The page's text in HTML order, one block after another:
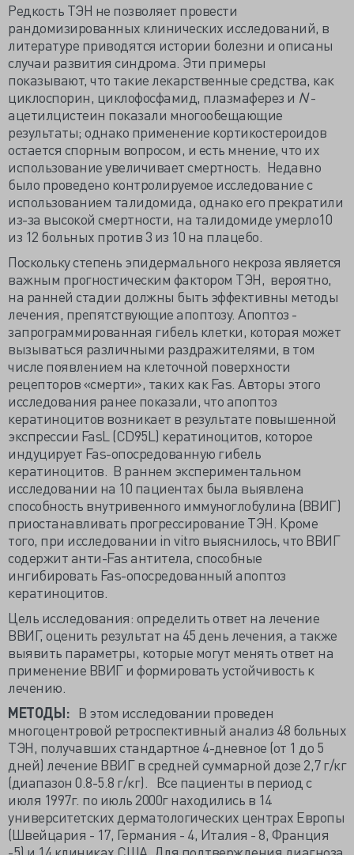
Редкость ТЭН не позволяет провести
рандомизированных клинических исследований, в
литературе приводятся истории болезни и описаны
случаи развития синдрома. Эти примеры
показывают, что такие лекарственные средства, как
циклоспорин, циклофосфамид, плазмаферез и N-
ацетилцистеин показали многообещающие
результаты; однако применение кортикостероидов
остается спорным вопросом, и есть мнение, что их
использование увеличивает смертность. Недавно
было проведено контролируемое исследование с
использованием талидомида, однако его прекратили
из-за высокой смертности, на талидомиде умерло10
из 12 больных против 3 из 10 на плацебо.
Поскольку степень эпидермального некроза является
важным прогностическим фактором ТЭН, вероятно,
на ранней стадии должны быть эффективны методы
лечения, препятствующие апоптозу. Апоптоз -
запрограммированная гибель клетки, которая может
вызываться различными раздражителями, в том
числе появлением на клеточной поверхности
рецепторов «смерти», таких как Fas. Авторы этого
исследования ранее показали, что апоптоз
кератиноцитов возникает в результате повышенной
экспрессии FasL (CD95L) кератиноцитов, которое
индуцирует Fas-опосредованную гибель
кератиноцитов. В раннем экспериментальном
исследовании на 10 пациентах была выявлена
способность внутривенного иммуноглобулина (ВВИГ)
приостанавливать прогрессирование ТЭН. Кроме
того, при исследовании in vitro выяснилось, что ВВИГ
содержит анти-Fas антитела, способные
ингибировать Fas-опосредованный апоптоз
кератиноцитов.
Цель исследования: определить ответ на лечение
ВВИГ, оценить результат на 45 день лечения, а также
выявить параметры, которые могут менять ответ на
применение ВВИГ и формировать устойчивость к
лечению.
МЕТОДЫ: В этом исследовании проведен
многоцентровой ретроспективный анализ 48 больных
ТЭН, получавших стандартное 4-дневное (от 1 до 5
дней) лечение ВВИГ в средней суммарной дозе 2,7 г/кг
(диапазон 0.8-5.8 г/кг). Все пациенты в период с
июля 1997г. по июль 2000г находились в 14
университетских дерматологических центрах Европы
(Швейцария - 17, Германия - 4, Италия - 8, Франция